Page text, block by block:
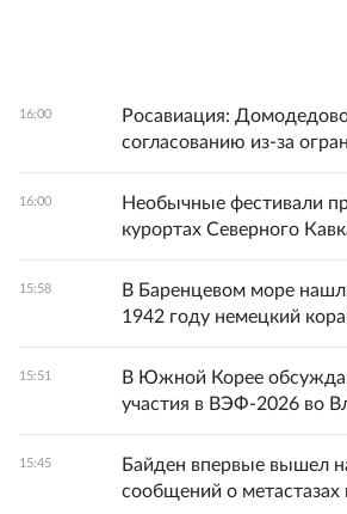
16:00
Росавиация:
согласованию из-за
16:00
Необычные фестивали
курортах Северного
15:58
В Баренцевом море
1942 году немецкий
15:51
В Южной Корее
участия в ВЭФ-2026 во
15:45
Байден впервые вышел
сообщений о метастазах